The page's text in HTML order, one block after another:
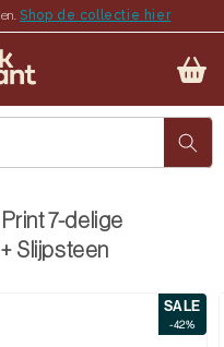
Shop de collectie hier
7-delige
Slijpsteen
SALE
-42%